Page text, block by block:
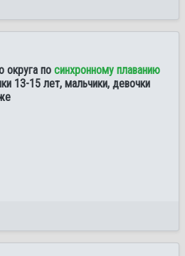
округа по синхронному плаванию
13-15 лет, мальчики, девочки